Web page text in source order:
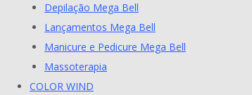
Depilação Mega Bell
Lançamentos Mega Bell
Manicure e Pedicure Mega Bell
Massoterapia
COLOR WIND